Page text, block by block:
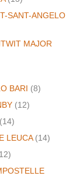
SANT-ANGELO
MAJOR
BARI (8)
(12)
(14)
LEUCA(14)